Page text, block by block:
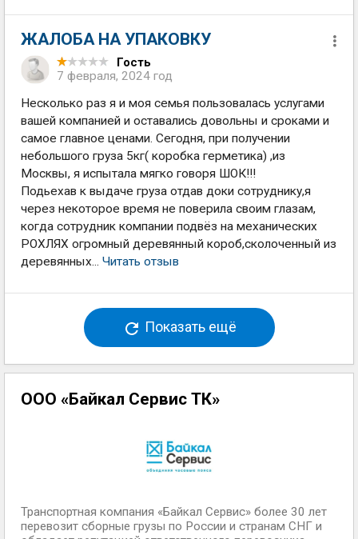
ЖАЛОБА НА УПАКОВКУ
Гость
7 февраля, 2024 год
Несколько раз я и моя семья пользовалась услугами
вашей компанией и оставались довольны и сроками и
самое главное ценами. Сегодня, при получении
небольшого груза 5кг( коробка герметика) ,из
Москвы, я испытала мягко говоря ШОК!!!
Подьехав к выдаче груза отдав доки сотруднику,я
через некоторое время не поверила своим глазам,
когда сотрудник компании подвёз на механических
РОХЛЯХ огромный деревянный короб,сколоченный из
деревянных... Читать отзыв
Показать ещё
ООО «Байкал Сервис ТК»
Транспортная компания «Байкал Сервис» более 30 лет
перевозит сборные грузы по России и странам СНГ и